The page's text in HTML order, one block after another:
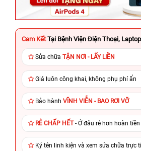
Cam Kết Tại Bệnh Viện Điện Thoại,
Sửa chữa TẬN NƠI - LẤY LIỀN
Giá luôn công khai, không phụ phí ẩn
Bảo hành VĨNH VIỄN - BAO RƠI VỠ
RẺ CHẤP HẾT- Ở đâu rẻ hơn hoàn tiền
Ký tên linh kiện và xem sửa chữa trực